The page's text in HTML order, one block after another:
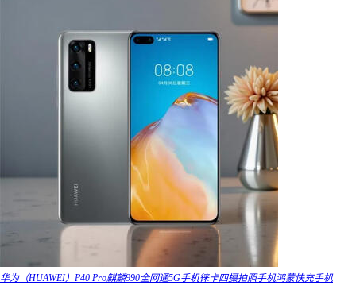
华为（HUAWEI）P40 Pro麒麟990全网通5G手机徕卡四摄拍照手机鸿蒙快充手机